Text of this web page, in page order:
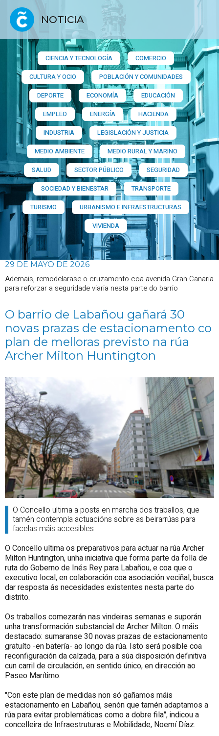
NOTICIA
CIENCIA Y TECNOLOGÍA
COMERCIO
CULTURA Y OCIO
POBLACIÓN Y COMUNIDADES
DEPORTE
ECONOMÍA
EDUCACIÓN
EMPLEO
ENERGÍA
HACIENDA
INDUSTRIA
LEGISLACIÓN Y JUSTICIA
MEDIO AMBIENTE
MEDIO RURAL Y MARINO
SALUD
SECTOR PÚBLICO
SEGURIDAD
SOCIEDAD Y BIENESTAR
TRANSPORTE
TURISMO
URBANISMO E INFRAESTRUCTURAS
VIVIENDA
29 DE MAYO DE 2026
Ademais, remodelarase o cruzamento coa avenida Gran Canaria
para reforzar a seguridade viaria nesta parte do barrio
O barrio de Labañou gañará 30
novas prazas de estacionamento co
plan de melloras previsto na rúa
Archer Milton Huntington
O Concello ultima a posta en marcha dos traballos, que
tamén contempla actuacións sobre as beirarrúas para
facelas máis accesibles
O Concello ultima os preparativos para actuar na rúa Archer
Milton Huntington, unha iniciativa que forma parte da folla de
ruta do Goberno de Inés Rey para Labañou, e coa que o
executivo local, en colaboración coa asociación veciñal, busca
dar resposta ás necesidades existentes nesta parte do
distrito.
Os traballos comezarán nas vindeiras semanas e suporán
unha transformación substancial de Archer Milton. O máis
destacado: sumaranse 30 novas prazas de estacionamento
gratuíto -en batería- ao longo da rúa. Isto será posible coa
reconfiguración da calzada, para a súa disposición definitiva
cun carril de circulación, en sentido único, en dirección ao
Paseo Marítimo.
"Con este plan de medidas non só gañamos máis
estacionamento en Labañou, senón que tamén adaptamos a
rúa para evitar problemáticas como a dobre fila", indicou a
concelleira de Infraestruturas e Mobilidade, Noemí Díaz.